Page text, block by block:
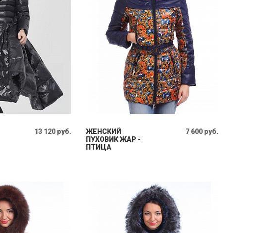
13 120 руб.
ЖЕНСКИЙ
ПУХОВИК ЖАР -
ПТИЦА
7 600 руб.